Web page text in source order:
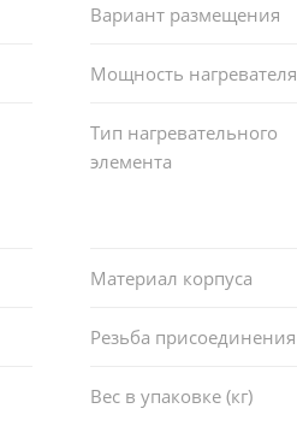
Вариант размещения
Мощность нагревателя
Тип нагревательного
элемента
Материал корпуса
Резьба присоединения
Вес в упаковке (кг)